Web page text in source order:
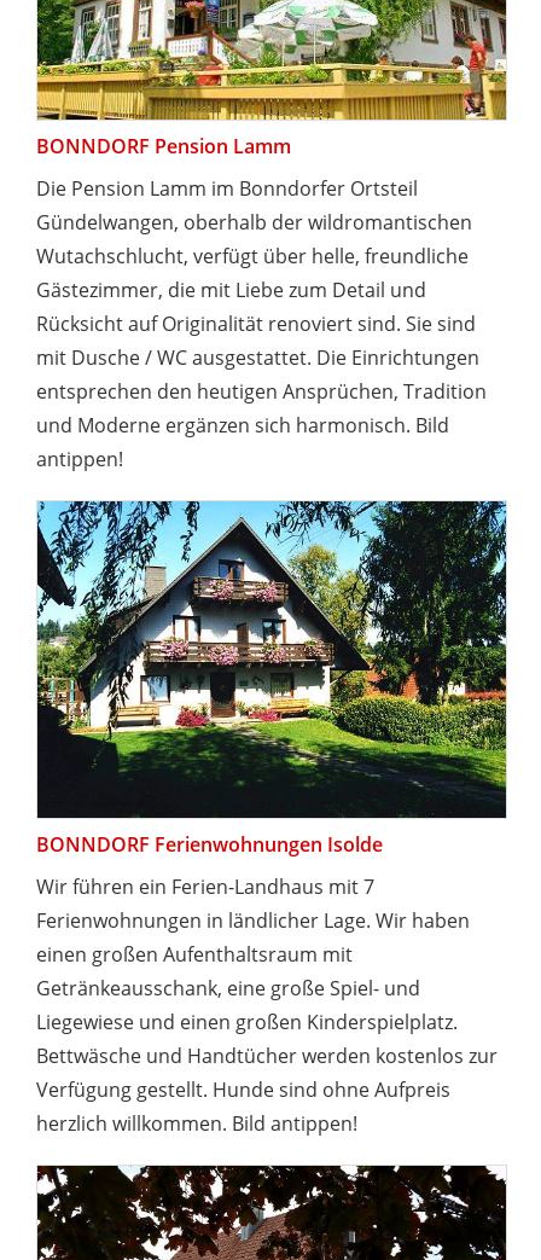
BONNDORF Pension Lamm
Die Pension Lamm im Bonndorfer Ortsteil
Gündelwangen, oberhalb der wildromantischen
Wutachschlucht, verfügt über helle, freundliche
Gästezimmer, die mit Liebe zum Detail und
Rücksicht auf Originalität renoviert sind. Sie sind
mit Dusche / WC ausgestattet. Die Einrichtungen
entsprechen den heutigen Ansprüchen, Tradition
und Moderne ergänzen sich harmonisch. Bild
antippen!
BONNDORF Ferienwohnungen Isolde
Wir führen ein Ferien-Landhaus mit 7
Ferienwohnungen in ländlicher Lage. Wir haben
einen großen Aufenthaltsraum mit
Getränkeausschank, eine große Spiel- und
Liegewiese und einen großen Kinderspielplatz.
Bettwäsche und Handtücher werden kostenlos zur
Verfügung gestellt. Hunde sind ohne Aufpreis
herzlich willkommen. Bild antippen!